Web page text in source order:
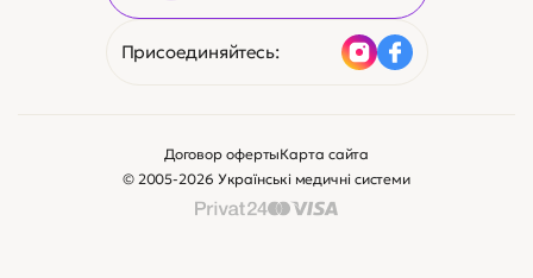
Присоединяйтесь:
© 2005-2026 Українські медичні системи
Договор офертыКарта сайта